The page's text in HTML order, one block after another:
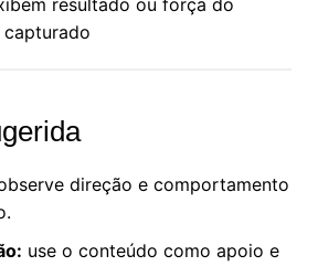
direção e comportamento
use o conteúdo como apoio e